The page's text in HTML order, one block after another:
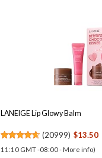
LANEIGE Lip Glowy Balm
(20999) $13.50
11:10 GMT -08:00 - More info)